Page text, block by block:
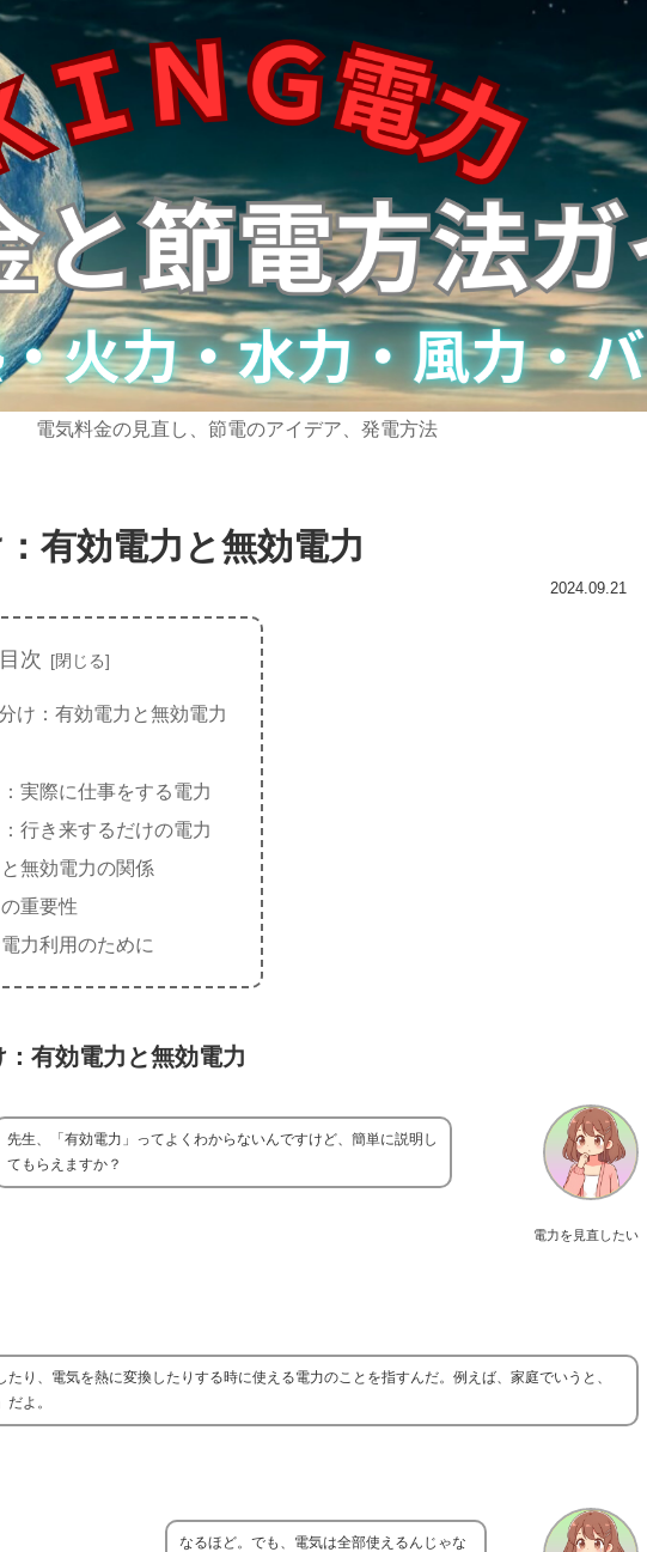
電気料金の見直し、節電のアイデア、発電方法
有効電力と無効電力
2024.09.21
目次
け：有効電力と無効電力
実際に仕事をする電力
行き来するだけの電力
無効電力の関係
重要性
力利用のために
有効電力と無効電力
電力を見直したい
先生、「有効電力」ってよくわからないんですけど、簡単に説明し
てもらえますか？
り、電気を熱に変換したりする時に使える電力のことを指すんだ。例えば、家庭でいうと、
よ。
なるほど。でも、電気は全部使えるんじゃな